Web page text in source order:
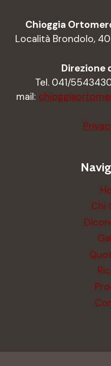
Chioggia
Località Brondolo,
Direzione
Tel. 041/
mail:
Chi